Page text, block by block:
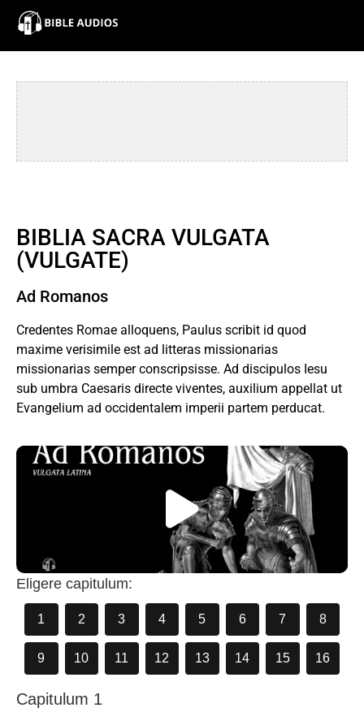
×
Audio
Bible
About
Copyright
L.O.A
Ebook
BIBLIA SACRA VULGATA
(VULGATE)
Ad Romanos
Credentes Romae alloquens, Paulus scribit id quod
maxime verisimile est ad litteras missionarias
missionarias semper conscripsisse. Ad discipulos Iesu
sub umbra Caesaris directe viventes, auxilium appellat ut
Evangelium ad occidentalem imperii partem perducat.
Eligere capitulum:
1 2 3 4 5 6 7 8
9 10 11 12 13 14 15 16
Capitulum 1